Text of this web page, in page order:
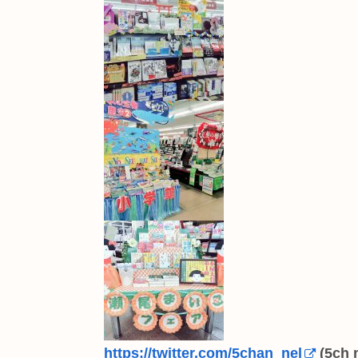
https://twitter.com/5chan_nel (5ch